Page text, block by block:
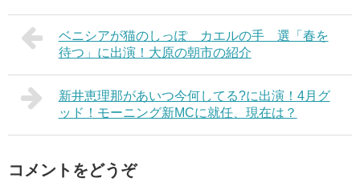
ベニシアが猫のしっぽ カエルの手 選「春を
待つ」に出演！大原の朝市の紹介
新井恵理那があいつ今何してる?に出演！4月グ
ッド！モーニング新MCに就任、現在は？
コメントをどうぞ